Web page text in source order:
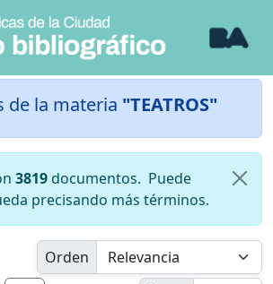
de la materia "TEATROS"
3819documentos. Puede
precisando más términos.
Orden